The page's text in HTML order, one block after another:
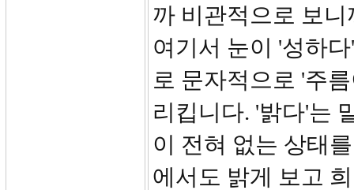
까 비관적으로 보니
여기서 눈이 '성하
로 문자적으로 '주
리킵니다. '밝다'는
이 전혀 없는 상태
에서도 밝게 보고